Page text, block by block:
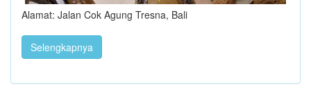
Alamat: Jalan Cok Agung Tresna, Bali
Selengkapnya